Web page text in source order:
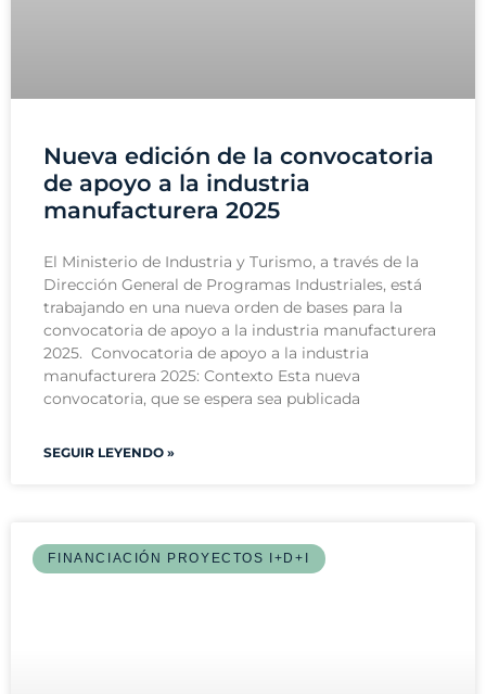
Nueva edición de la convocatoria
de apoyo a la industria
manufacturera 2025
El Ministerio de Industria y Turismo, a través de la
Dirección General de Programas Industriales, está
trabajando en una nueva orden de bases para la
convocatoria de apoyo a la industria manufacturera
2025. Convocatoria de apoyo a la industria
manufacturera 2025: Contexto Esta nueva
convocatoria, que se espera sea publicada
SEGUIR LEYENDO »
FINANCIACIÓN PROYECTOS I+D+I